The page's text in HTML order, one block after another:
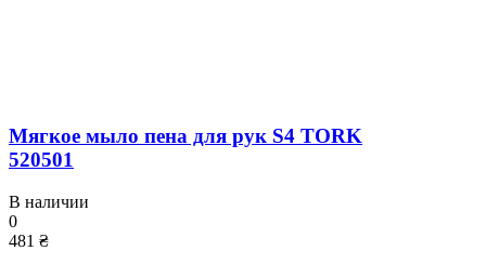
Мягкое мыло пена для рук S4 TORK
520501
В наличии
0
481 ₴